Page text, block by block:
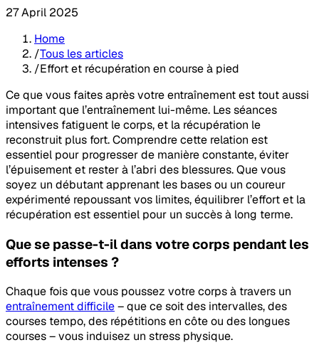
27 April 2025
Home
/Tous les articles
/Effort et récupération en course à pied
Ce que vous faites après votre entraînement est tout aussi
important que l’entraînement lui-même. Les séances
intensives fatiguent le corps, et la récupération le
reconstruit plus fort. Comprendre cette relation est
essentiel pour progresser de manière constante, éviter
l’épuisement et rester à l’abri des blessures. Que vous
soyez un débutant apprenant les bases ou un coureur
expérimenté repoussant vos limites, équilibrer l’effort et la
récupération est essentiel pour un succès à long terme.
Que se passe-t-il dans votre corps pendant les
efforts intenses ?
Chaque fois que vous poussez votre corps à travers un
entraînement difficile– que ce soit des intervalles, des
courses tempo, des répétitions en côte ou des longues
courses – vous induisez un stress physique.